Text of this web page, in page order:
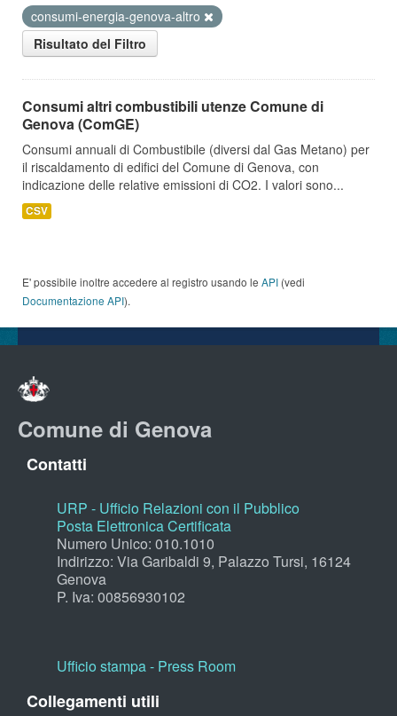
consumi-energia-genova-altro
Risultato del Filtro
Consumi altri combustibili utenze Comune di
Genova (ComGE)
Consumi annuali di Combustibile (diversi dal Gas Metano) per
il riscaldamento di edifici del Comune di Genova, con
indicazione delle relative emissioni di CO2. I valori sono...
CSV
E' possibile inoltre accedere al registro usando le API (vedi
Documentazione API).
Comune di Genova
Contatti
URP - Ufficio Relazioni con il Pubblico
Posta Elettronica Certificata
Numero Unico: 010.1010
Indirizzo: Via Garibaldi 9, Palazzo Tursi, 16124
Genova
P. Iva: 00856930102
Ufficio stampa - Press Room
Collegamenti utili